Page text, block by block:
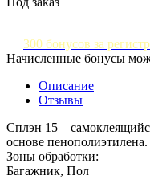
300 бонусов за
Начисленные бонусы
Описание
Отзывы
Сплэн 15 –
основе пенополиэтилена.
Зоны обработки:
Багажник, Пол